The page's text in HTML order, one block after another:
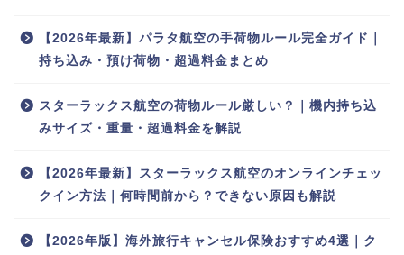
【2026年最新】パラタ航空の手荷物ルール完全ガイド｜
持ち込み・預け荷物・超過料金まとめ
スターラックス航空の荷物ルール厳しい？｜機内持ち込
みサイズ・重量・超過料金を解説
【2026年最新】スターラックス航空のオンラインチェッ
クイン方法｜何時間前から？できない原因も解説
【2026年版】海外旅行キャンセル保険おすすめ4選｜ク